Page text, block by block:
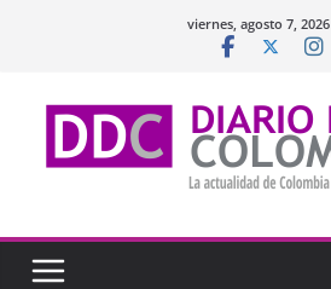
viernes, agosto 7, 2026